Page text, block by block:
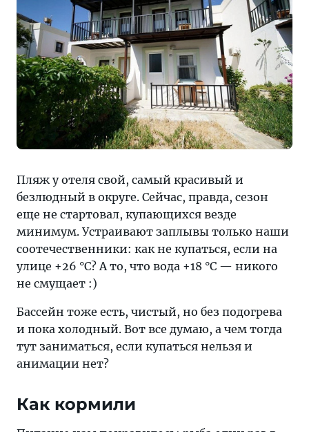
Пляж у отеля свой, самый красивый и
безлюдный в округе. Сейчас, правда, сезон
еще не стартовал, купающихся везде
минимум. Устраивают заплывы только наши
соотечественники: как не купаться, если на
улице +26 °С? А то, что вода +18 °С — никого
не смущает :)
Бассейн тоже есть, чистый, но без подогрева
и пока холодный. Вот все думаю, а чем тогда
тут заниматься, если купаться нельзя и
анимации нет?
Как кормили